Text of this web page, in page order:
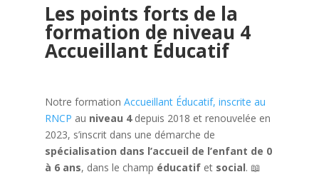
Les points forts de la
formation de niveau 4
Accueillant Éducatif
Notre formation Accueillant Éducatif, inscrite au
RNCP au niveau 4depuis 2018 et renouvelée en
2023, s’inscrit dans une démarche de
spécialisation dans l’accueil de l’enfant de 0
à 6 ans, dans le champ éducatifet social. 📖